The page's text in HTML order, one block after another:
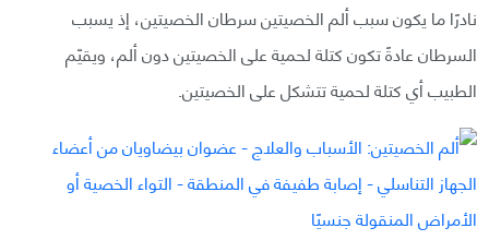
نادرًا ما يكون سبب ألم الخصيتين سرطان الخصيتين، إذ يسبب
السرطان عادةً تكون كتلة لحمية على الخصيتين دون ألم، ويقيّم
الطبيب أي كتلة لحمية تتشكل على الخصيتين.